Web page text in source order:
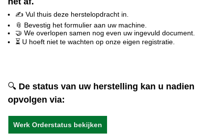
✍️ Vul thuis deze herstelopdracht in.
📎 Bevestig het formulier aan uw machine.
🤝 We overlopen samen nog even uw ingevuld document.
⏳ U hoeft niet te wachten op onze eigen registratie.
🔍 De status van uw herstelling kan u nadien
opvolgen via:
Werk Orderstatus bekijken